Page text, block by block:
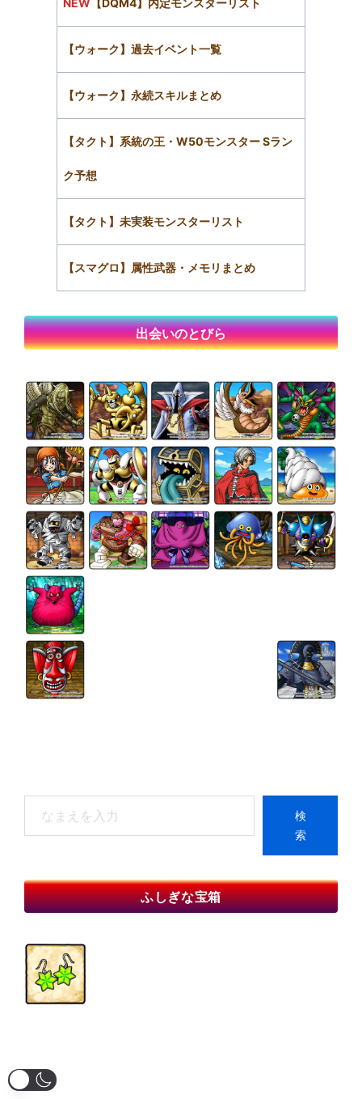
NEW 【DQM4】内定モンスターリスト
【ウォーク】過去イベント一覧
【ウォーク】永続スキルまとめ
【タクト】系統の王・W50モンスター Sラン
ク予想
【タクト】未実装モンスターリスト
【スマグロ】属性武器・メモリまとめ
出会いのとびら
検
索
ふしぎな宝箱